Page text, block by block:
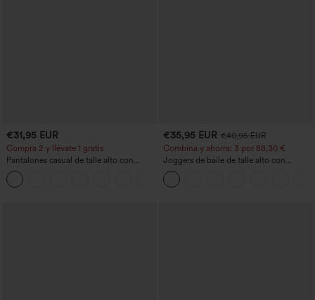
€31,95 EUR
Compra 2 y llévate 1 gratis
Pantalones casual de talle alto con
cordón, pernera ancha, en mezcla de
lino y con bolsillos
€35,95 EUR €40,95 EUR
Combina y ahorra: 3 por 88,30 €
Joggers de baile de talle alto con
cordón, fruncidos, corte cónico, secado
rápido, tacto fresco y bolsillos - UPF40+